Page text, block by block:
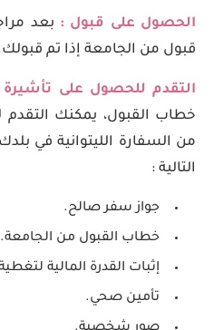
الحصول على قبول : بعد
قبول من الجامعة إذا تم
التقدم للحصول على
خطاب القبول، يمكنك
من السفارة الليتوانية في
التالية :
جواز سفر صالح.
خطاب القبول من الجامعة.
إثبات القدرة المالية
تأمين صحي.